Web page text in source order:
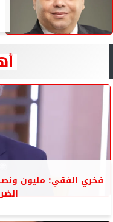
فخري الفقي: مليون